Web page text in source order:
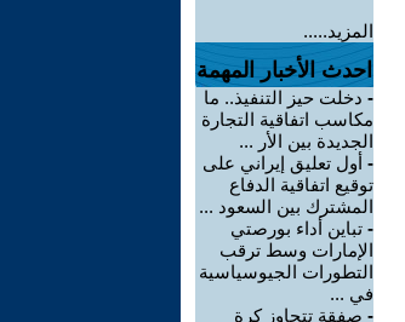
المزيد.....
احدث الأخبار المهمة
- دخلت حيز التنفيذ.. ما
مكاسب اتفاقية التجارة
الجديدة بين الأر ...
- أول تعليق إيراني على
توقيع اتفاقية الدفاع
المشترك بين السعود ...
- تباين أداء بورصتي
الإمارات وسط ترقب
التطورات الجيوسياسية
في ...
- صفقة تتجاوز كرة